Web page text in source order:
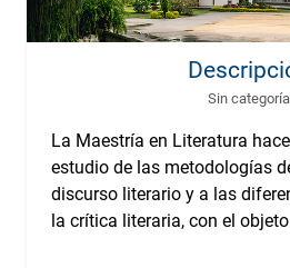
Sin categoría
La Maestría en Literatura
estudio de las metodologías
discurso literario y a las
la crítica literaria, con el